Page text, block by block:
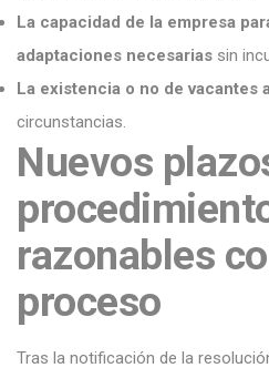
La capacidad de la empresa
adaptaciones necesarias sin
La existencia o no de vacantes
circunstancias.
Nuevos
razonables
proceso
Tras la notificación de la